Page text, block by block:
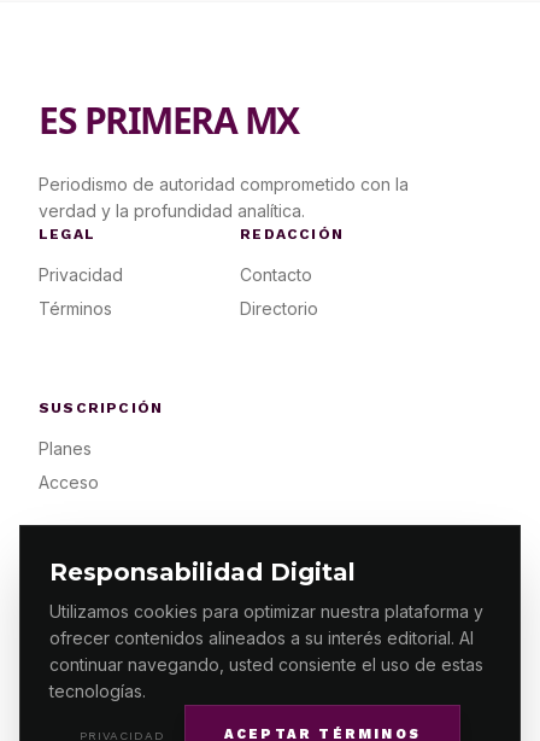
Responsabilidad Digital
Utilizamos cookies para optimizar nuestra plataforma y
ofrecer contenidos alineados a su interés editorial. Al
continuar navegando, usted consiente el uso de estas
tecnologías.
PRIVACIDAD ACEPTAR TÉRMINOS
ES PRIMERA MX
Periodismo de autoridad comprometido con la
verdad y la profundidad analítica.
LEGAL
Privacidad
Términos
REDACCIÓN
Contacto
Directorio
SUSCRIPCIÓN
Planes
Acceso
© 2026 ES PRIMERA MX. ALGUNOS DERECHOS
RESERVADOS / DESIGNMAKING.MX